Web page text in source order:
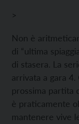
>
Non è
di “ultima
di stasera. La
arrivata a gara
prossima partita
è praticamente
mantenere vive